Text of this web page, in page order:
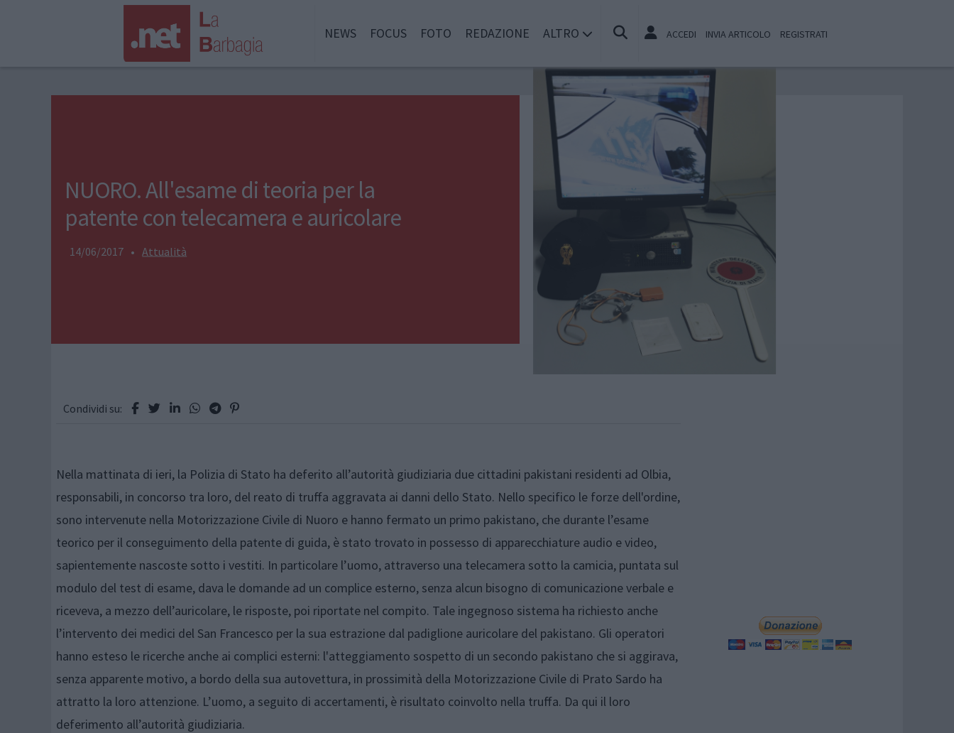
NEWS FOCUS FOTO REDAZIONE ALTRO ACCEDI INVIA ARTICOLO REGISTRATI
NUORO. All'esame di teoria per la
patente con telecamera e auricolare
14/06/2017 • Attualità
Condividi su:
Nella mattinata di ieri, la Polizia di Stato ha deferito all’autorità giudiziaria due cittadini pakistani residenti ad Olbia,
responsabili, in concorso tra loro, del reato di truffa aggravata ai danni dello Stato. Nello specifico le forze dell'ordine,
sono intervenute nella Motorizzazione Civile di Nuoro e hanno fermato un primo pakistano, che durante l’esame
teorico per il conseguimento della patente di guida, è stato trovato in possesso di apparecchiature audio e video,
sapientemente nascoste sotto i vestiti. In particolare l’uomo, attraverso una telecamera sotto la camicia, puntata sul
modulo del test di esame, dava le domande ad un complice esterno, senza alcun bisogno di comunicazione verbale e
riceveva, a mezzo dell’auricolare, le risposte, poi riportate nel compito. Tale ingegnoso sistema ha richiesto anche
l’intervento dei medici del San Francesco per la sua estrazione dal padiglione auricolare del pakistano. Gli operatori
hanno esteso le ricerche anche ai complici esterni: l'atteggiamento sospetto di un secondo pakistano che si aggirava,
senza apparente motivo, a bordo della sua autovettura, in prossimità della Motorizzazione Civile di Prato Sardo ha
attratto la loro attenzione. L’uomo, a seguito di accertamenti, è risultato coinvolto nella truffa. Da qui il loro
deferimento all’autorità giudiziaria.